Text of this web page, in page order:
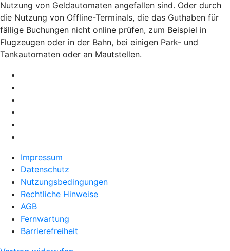
Nutzung von Geldautomaten angefallen sind. Oder durch
die Nutzung von Offline-Terminals, die das Guthaben für
fällige Buchungen nicht online prüfen, zum Beispiel in
Flugzeugen oder in der Bahn, bei einigen Park- und
Tankautomaten oder an Mautstellen.
Impressum
Datenschutz
Nutzungsbedingungen
Rechtliche Hinweise
AGB
Fernwartung
Barrierefreiheit